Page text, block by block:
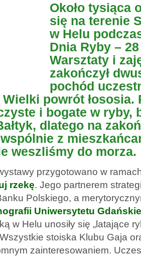
Około tysiąca
się na terenie
w Helu
Dnia Ryby –
Warsztaty i
zakończył
pochód
powrót łososia.
i bogate w ryby,
dlatego na
z
weszliśmy do morza.
przygotowano w
rzekę. Jego partnerem
Polskiego, a
Uniwersytetu
w Helu unosiły się „latające
Wszystkie stoiska Klubu Gaja
zainteresowaniem.